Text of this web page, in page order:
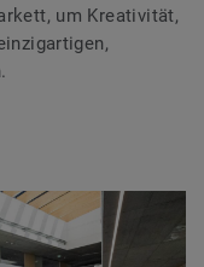
um Kreativität,